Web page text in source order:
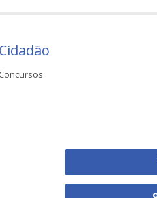
Cidadão
Concursos